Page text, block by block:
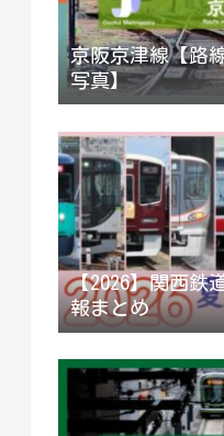
京阪京津線【路
写真】
【2026】関西鉄
報まとめ